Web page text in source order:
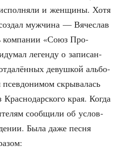
и жен­щи­ны. Хотя
муж­чи­на — Вяче­слав
ком­па­нии «Союз Про­
леген­ду о запи­сан­
девуш­кой аль­бо­
скры­ва­лась
края. Когда
сооб­щи­ли об услов­
Была даже пес­ня